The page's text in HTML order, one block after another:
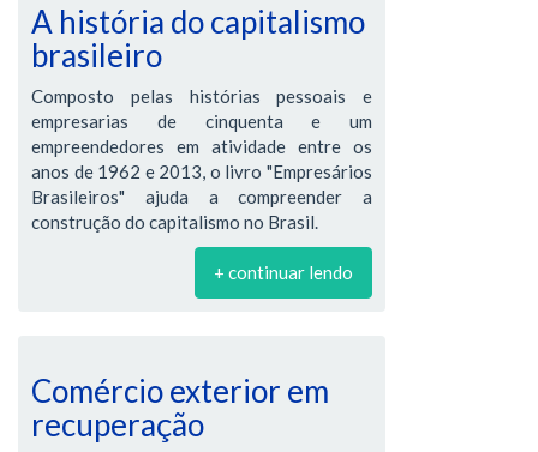
A história do capitalismo
brasileiro
Composto pelas histórias pessoais e
empresarias de cinquenta e um
empreendedores em atividade entre os
anos de 1962 e 2013, o livro "Empresários
Brasileiros" ajuda a compreender a
construção do capitalismo no Brasil.
+ continuar lendo
Comércio exterior em
recuperação